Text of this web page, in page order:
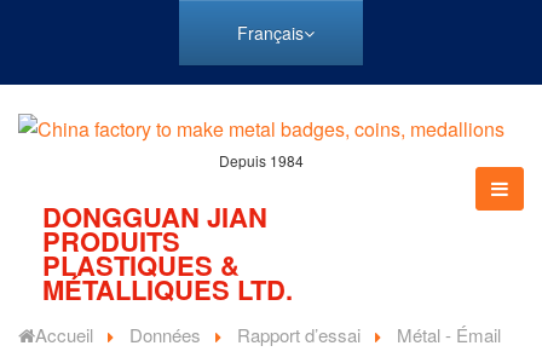
Français
Depuis 1984
DONGGUAN JIAN
PRODUITS
PLASTIQUES &
MÉTALLIQUES LTD.
Accueil Données Rapport d’essai Métal - Émail